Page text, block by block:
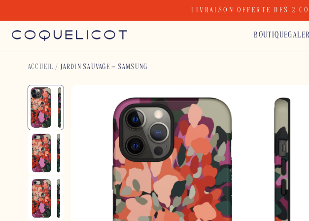
content
LIVRAISON OFFERTE DÈS 2
BOUTIQUE
ACCUEIL / JARDIN SAUVAGE – SAMSUNG